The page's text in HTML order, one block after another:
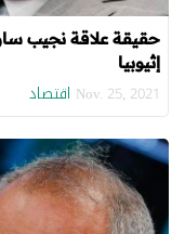
حقيقة علاقة نجيب
إثيوبيا
Nov. 25, 2021 اقتصاد